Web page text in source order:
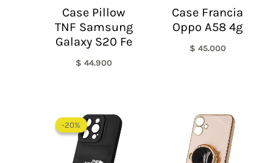
Case Pillow
TNF Samsung
Galaxy S20 Fe
$ 44.900
Case Francia
Oppo A58 4g
$ 45.000
-20%
-20%
precio
original
era:
$ 60.000.